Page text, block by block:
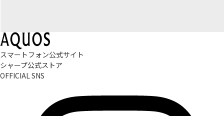
スマートフォン公式サイト
シャープ公式ストア
OFFICIAL SNS